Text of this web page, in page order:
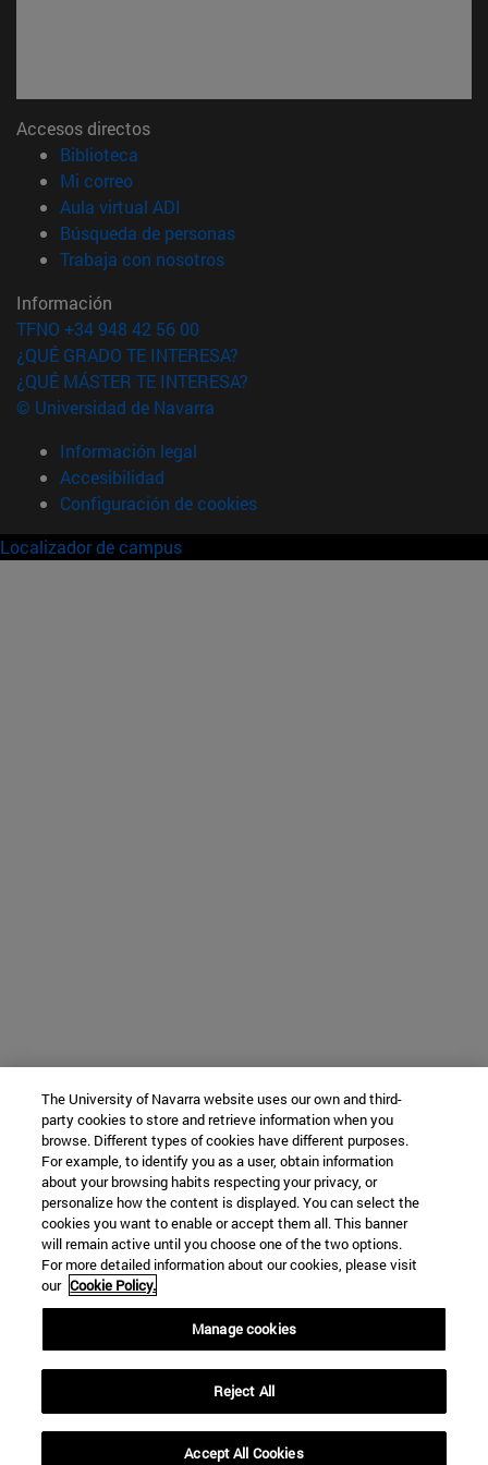
Accesos directos
Biblioteca
Mi correo(abre en nueva ventana)
Aula virtual ADI
Búsqueda de personas(abre en nueva ventana)
Trabaja con nosotros(abre en nueva ventana)
Información
TFNO +34 948 42 56 00
¿QUÉ GRADO TE INTERESA?
¿QUÉ MÁSTER TE INTERESA?
© Universidad de Navarra
Información legal
Accesibilidad
Configuración de cookies
Localizador de campus
The University of Navarra website uses our own and third-
party cookies to store and retrieve information when you
browse. Different types of cookies have different purposes.
For example, to identify you as a user, obtain information
about your browsing habits respecting your privacy, or
personalize how the content is displayed. You can select the
cookies you want to enable or accept them all. This banner
will remain active until you choose one of the two options.
For more detailed information about our cookies, please visit
our Cookie Policy.
Manage cookies
Reject All
Accept All Cookies